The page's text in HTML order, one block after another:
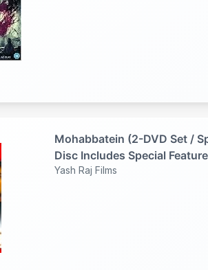
Mohabbatein (2-DVD Set /
Disc Includes Special
Yash Raj Films